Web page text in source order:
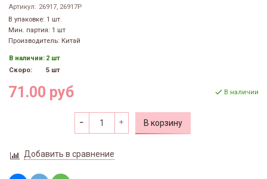
Артикул: 26917, 26917P
В упаковке: 1 шт.
Мин. партия: 1 шт
Производитель: Китай
В наличии: 2 шт
Скоро:
5 шт
71.00 руб В наличии
В корзину
Добавить в сравнение